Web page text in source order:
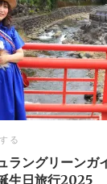
る
ラングリーンガ
生日旅行2025